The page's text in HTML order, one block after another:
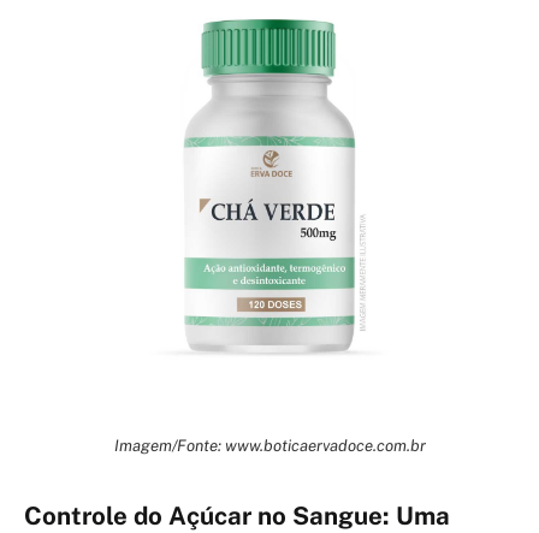
Imagem/Fonte: www.boticaervadoce.com.br
Controle do Açúcar no Sangue: Uma